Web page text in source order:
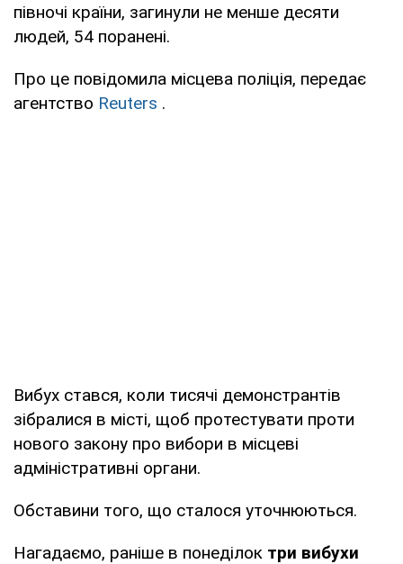
півночі країни, загинули не менше десяти
людей, 54 поранені.
Про це повідомила місцева поліція, передає
агентство Reuters .
Вибух стався, коли тисячі демонстрантів
зібралися в місті, щоб протестувати проти
нового закону про вибори в місцеві
адміністративні органи.
Обставини того, що сталося уточнюються.
Нагадаємо, раніше в понеділок три вибухи